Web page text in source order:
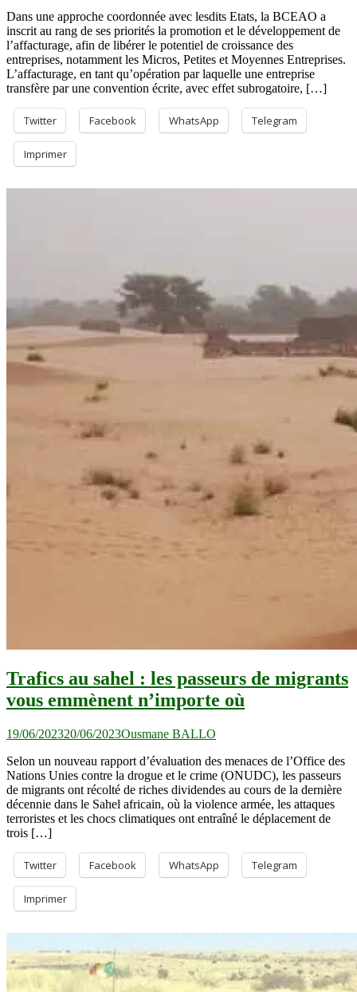
Dans une approche coordonnée avec lesdits Etats, la BCEAO a
inscrit au rang de ses priorités la promotion et le développement de
l’affacturage, afin de libérer le potentiel de croissance des
entreprises, notamment les Micros, Petites et Moyennes Entreprises.
L’affacturage, en tant qu’opération par laquelle une entreprise
transfère par une convention écrite, avec effet subrogatoire, […]
Twitter Facebook WhatsApp Telegram
Imprimer
Trafics au sahel : les passeurs de migrants
vous emmènent n’importe où
19/06/202320/06/2023Ousmane BALLO
Selon un nouveau rapport d’évaluation des menaces de l’Office des
Nations Unies contre la drogue et le crime (ONUDC), les passeurs
de migrants ont récolté de riches dividendes au cours de la dernière
décennie dans le Sahel africain, où la violence armée, les attaques
terroristes et les chocs climatiques ont entraîné le déplacement de
trois […]
Twitter Facebook WhatsApp Telegram
Imprimer